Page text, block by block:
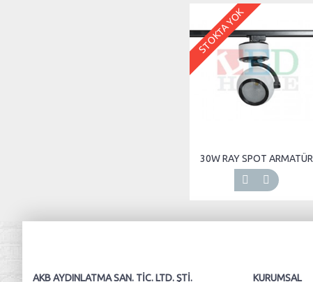
STOKTA YOK
30W RAY SPOT ARMATÜR
AKB AYDINLATMA SAN. TIC. LTD. ŞTI. KURUMSAL